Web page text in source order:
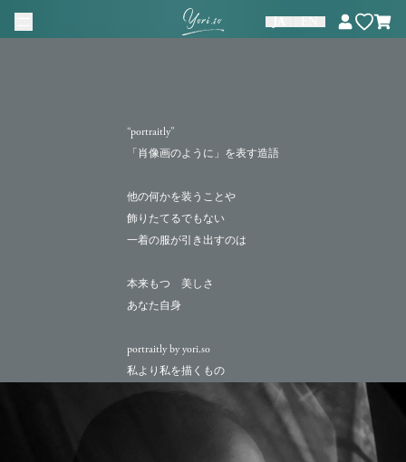
Skip to content
JA EN
“portraitly”
「肖像画のように」を表す造語
他の何かを装うことや
飾りたてるでもない
一着の服が引き出すのは
本来もつ 美しさ
あなた自身
portraitly by yori.so
私より私を描くもの